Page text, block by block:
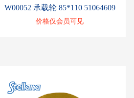
W00052 承载轮 85*110 51064609
价格仅会员可见